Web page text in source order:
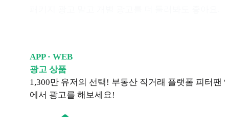
APP · WEB
광고 상품
1,300만 유저의 선택! 부동산 직거래 플랫폼 피터팬
에서 광고를 해보세요!